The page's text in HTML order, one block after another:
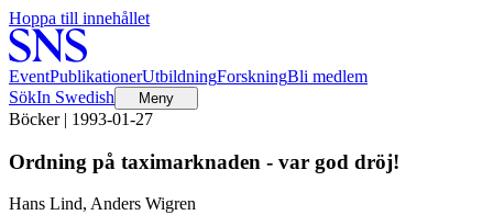
Hoppa till innehållet
EventPublikationerUtbildningForskningBli medlem
SökIn Swedish Meny
Böcker | 1993-01-27
Ordning på taximarknaden - var god dröj!
Hans Lind, Anders Wigren